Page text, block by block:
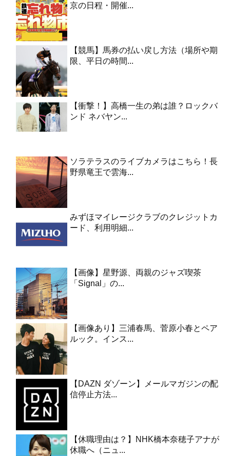
京の日程・開催...
【競馬】馬券の払い戻し方法（場所や期
限、平日の時間...
【衝撃！】高橋一生の弟は誰？ロックバ
ンド ネバヤン...
ソラテラスのライブカメラはこちら！長
野県竜王で雲海...
みずほマイレージクラブのクレジットカ
ード、利用明細...
【画像】星野源、両親のジャズ喫茶
「Signal」の...
【画像あり】三浦春馬、菅原小春とペア
ルック。インス...
【DAZN ダゾーン】メールマガジンの配
信停止方法...
【休職理由は？】NHK橋本奈穂子アナが
休職へ（ニュ...